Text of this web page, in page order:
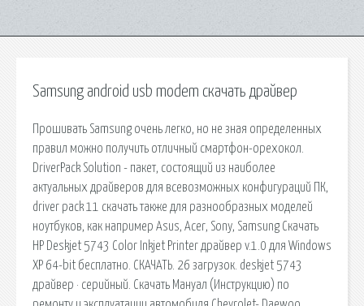
Samsung android usb modem скачать драйвер
Прошивать Samsung очень легко, но не зная определенных
правил можно получить отличный смартфон-орехокол.
DriverPack Solution - пакет, состоящий из наиболее
актуальных драйверов для всевозможных конфигураций ПК,
driver pack 11 скачать также для разнообразных моделей
ноутбуков, как например Asus, Acer, Sony, Samsung Скачать
HP Deskjet 5743 Color Inkjet Printer драйвер v.1.0 для Windows
XP 64-bit бесплатно. СКАЧАТЬ. 26 загрузок. deskjet 5743
драйвер · серийный. Скачать Мануал (Инструкцию) по